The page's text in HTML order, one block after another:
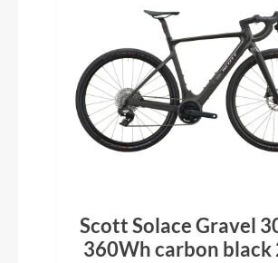
Scott Solace Gravel
360Wh carbon black